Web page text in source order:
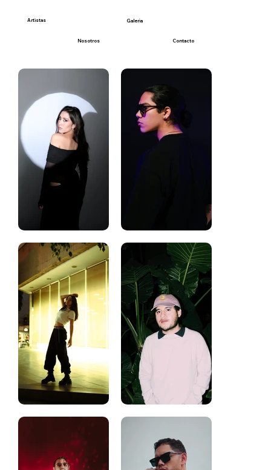
Artistas Galeria
Contacto
Nosotros